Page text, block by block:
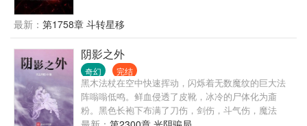
卖，便能变邪为宝：升官发财、消灾解难、甚至逆天
改命！ 某些深夜，这家当铺还有许多古怪的客人光
顾。 事物没有好坏之分，永不满足的只有人心......
最新： 第1758章 斗转星移
阴影之外
奇幻 完结
黑木法杖在空中快速挥动，闪烁着无数魔纹的巨大法
阵嗡嗡低鸣。鲜血侵透了皮靴，冰冷的尸体化为齑
粉。黑色长袍下布满了刀伤，剑伤，斗气伤，魔法